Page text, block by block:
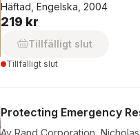
Häftad, Engelska, 2004
219 kr
Tillfälligt slut
Tillfälligt slut
Protecting Emergency
Av Rand Corporation